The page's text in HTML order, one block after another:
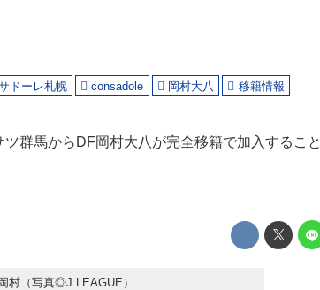
ドーレ札幌 consadole 岡村大八 移籍情報
群馬からDF岡村大八が完全移籍で加入すること
村（写真◎J.LEAGUE）